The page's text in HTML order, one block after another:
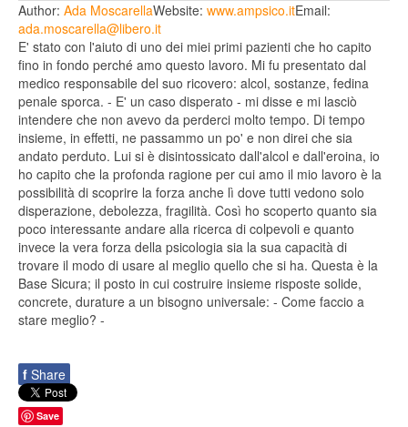
Author: Ada MoscarellaWebsite: www.ampsico.itEmail:
ada.moscarella@libero.it
E' stato con l'aiuto di uno dei miei primi pazienti che ho capito
fino in fondo perché amo questo lavoro. Mi fu presentato dal
medico responsabile del suo ricovero: alcol, sostanze, fedina
penale sporca. - E' un caso disperato - mi disse e mi lasciò
intendere che non avevo da perderci molto tempo. Di tempo
insieme, in effetti, ne passammo un po' e non direi che sia
andato perduto. Lui si è disintossicato dall'alcol e dall'eroina, io
ho capito che la profonda ragione per cui amo il mio lavoro è la
possibilità di scoprire la forza anche lì dove tutti vedono solo
disperazione, debolezza, fragilità. Così ho scoperto quanto sia
poco interessante andare alla ricerca di colpevoli e quanto
invece la vera forza della psicologia sia la sua capacità di
trovare il modo di usare al meglio quello che si ha. Questa è la
Base Sicura; il posto in cui costruire insieme risposte solide,
concrete, durature a un bisogno universale: - Come faccio a
stare meglio? -
f Share
Save